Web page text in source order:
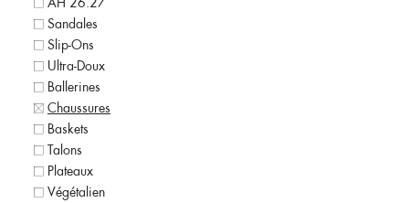
Sandales
Slip-Ons
Ultra-Doux
Ballerines
Chaussures
Baskets
Talons
Plateaux
Végétalien